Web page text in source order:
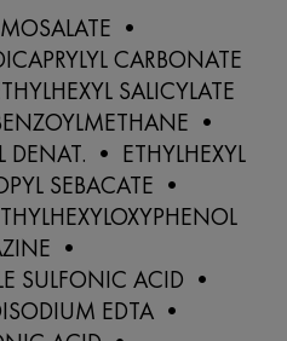
•
CARBONATE
SALICYLATE
•
• ETHYLHEXYL
SEBACATE •
•
SULFONIC ACID •
EDTA •